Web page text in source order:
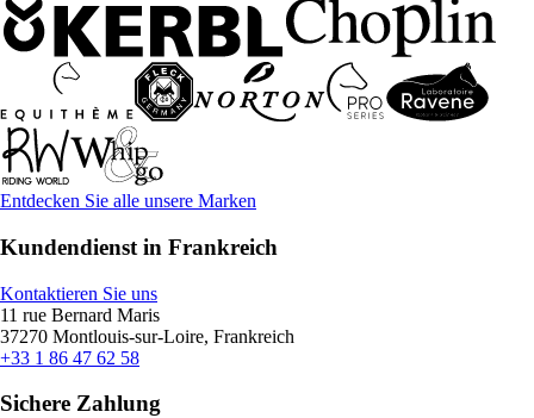
Entdecken Sie alle unsere Marken
Kundendienst in Frankreich
Kontaktieren Sie uns
11 rue Bernard Maris
37270 Montlouis-sur-Loire, Frankreich
+33 1 86 47 62 58
Sichere Zahlung